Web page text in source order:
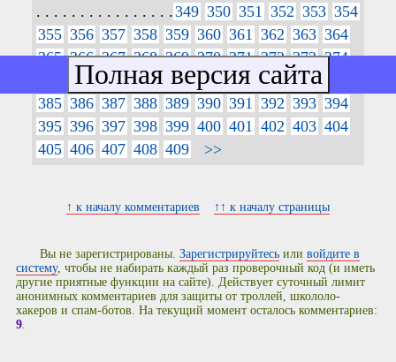
. . . . . . . . . . . . . . . .349 350 351 352 353 354
355 356 357 358 359 360 361 362 363 364
365 366 367 368 369 370 371 372 373 374
376 377 378 379 380 381 382 383
385 386 387 388 389 390 391 392 393 394
395 396 397 398 399 400 401 402 403 404
405 406 407 408 409 >>
↑ к началу комментариев ↑↑ к началу страницы
Вы не зарегистрированы.Зарегистрируйтесь иливойдите в
систему, чтобы не набирать каждый раз проверочный код (и иметь
другие приятные функции на сайте). Действует суточный лимит
анонимных комментариев для защиты от троллей, школоло-
хакеров и спам-ботов. На текущий момент осталось комментариев:
9.